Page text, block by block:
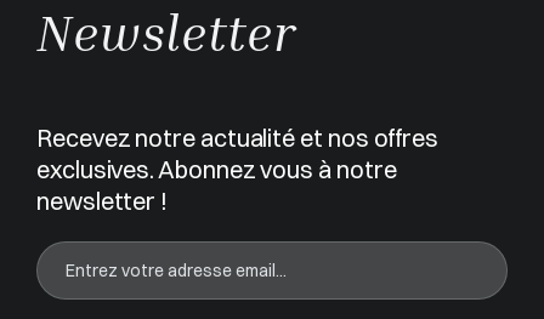
Newsletter
Recevez notre actualité et nos offres
exclusives. Abonnez vous à notre
newsletter !